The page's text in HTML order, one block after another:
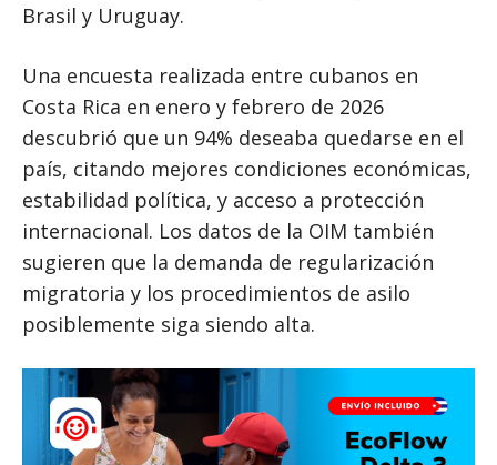
Brasil y Uruguay.
Una encuesta realizada entre cubanos en
Costa Rica en enero y febrero de 2026
descubrió que un 94% deseaba quedarse en el
país, citando mejores condiciones económicas,
estabilidad política, y acceso a protección
internacional. Los datos de la OIM también
sugieren que la demanda de regularización
migratoria y los procedimientos de asilo
posiblemente siga siendo alta.